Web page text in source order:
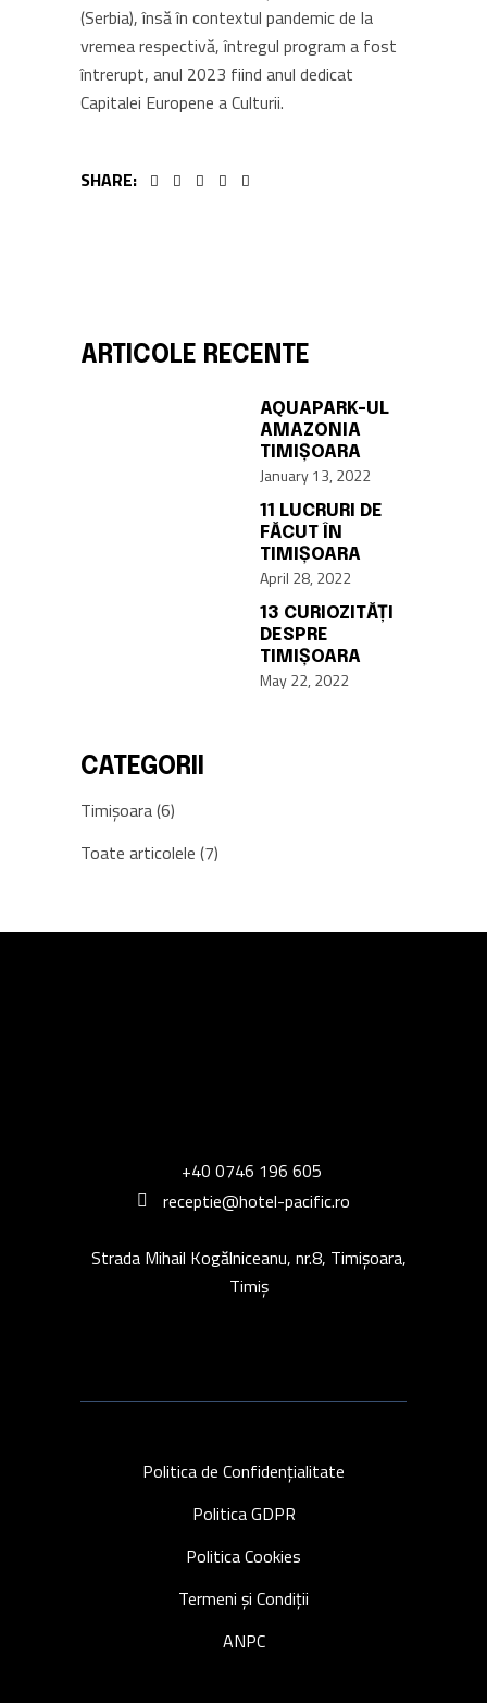
(Serbia), însă în contextul pandemic de la
vremea respectivă, întregul program a fost
întrerupt, anul 2023 fiind anul dedicat
Capitalei Europene a Culturii.
SHARE:
ARTICOLE RECENTE
AQUAPARK-UL
AMAZONIA
TIMIȘOARA
January 13, 2022
11 LUCRURI DE
FĂCUT ÎN
TIMIȘOARA
April 28, 2022
13 CURIOZITĂȚI
DESPRE
TIMIȘOARA
May 22, 2022
CATEGORII
Timișoara(6)
Toate articolele (7)
+40 0746 196 605
receptie@hotel-pacific.ro
Strada Mihail Kogălniceanu, nr.8, Timișoara,
Timiș
Politica de Confidențialitate
Politica GDPR
Politica Cookies
Termeni și Condiții
ANPC